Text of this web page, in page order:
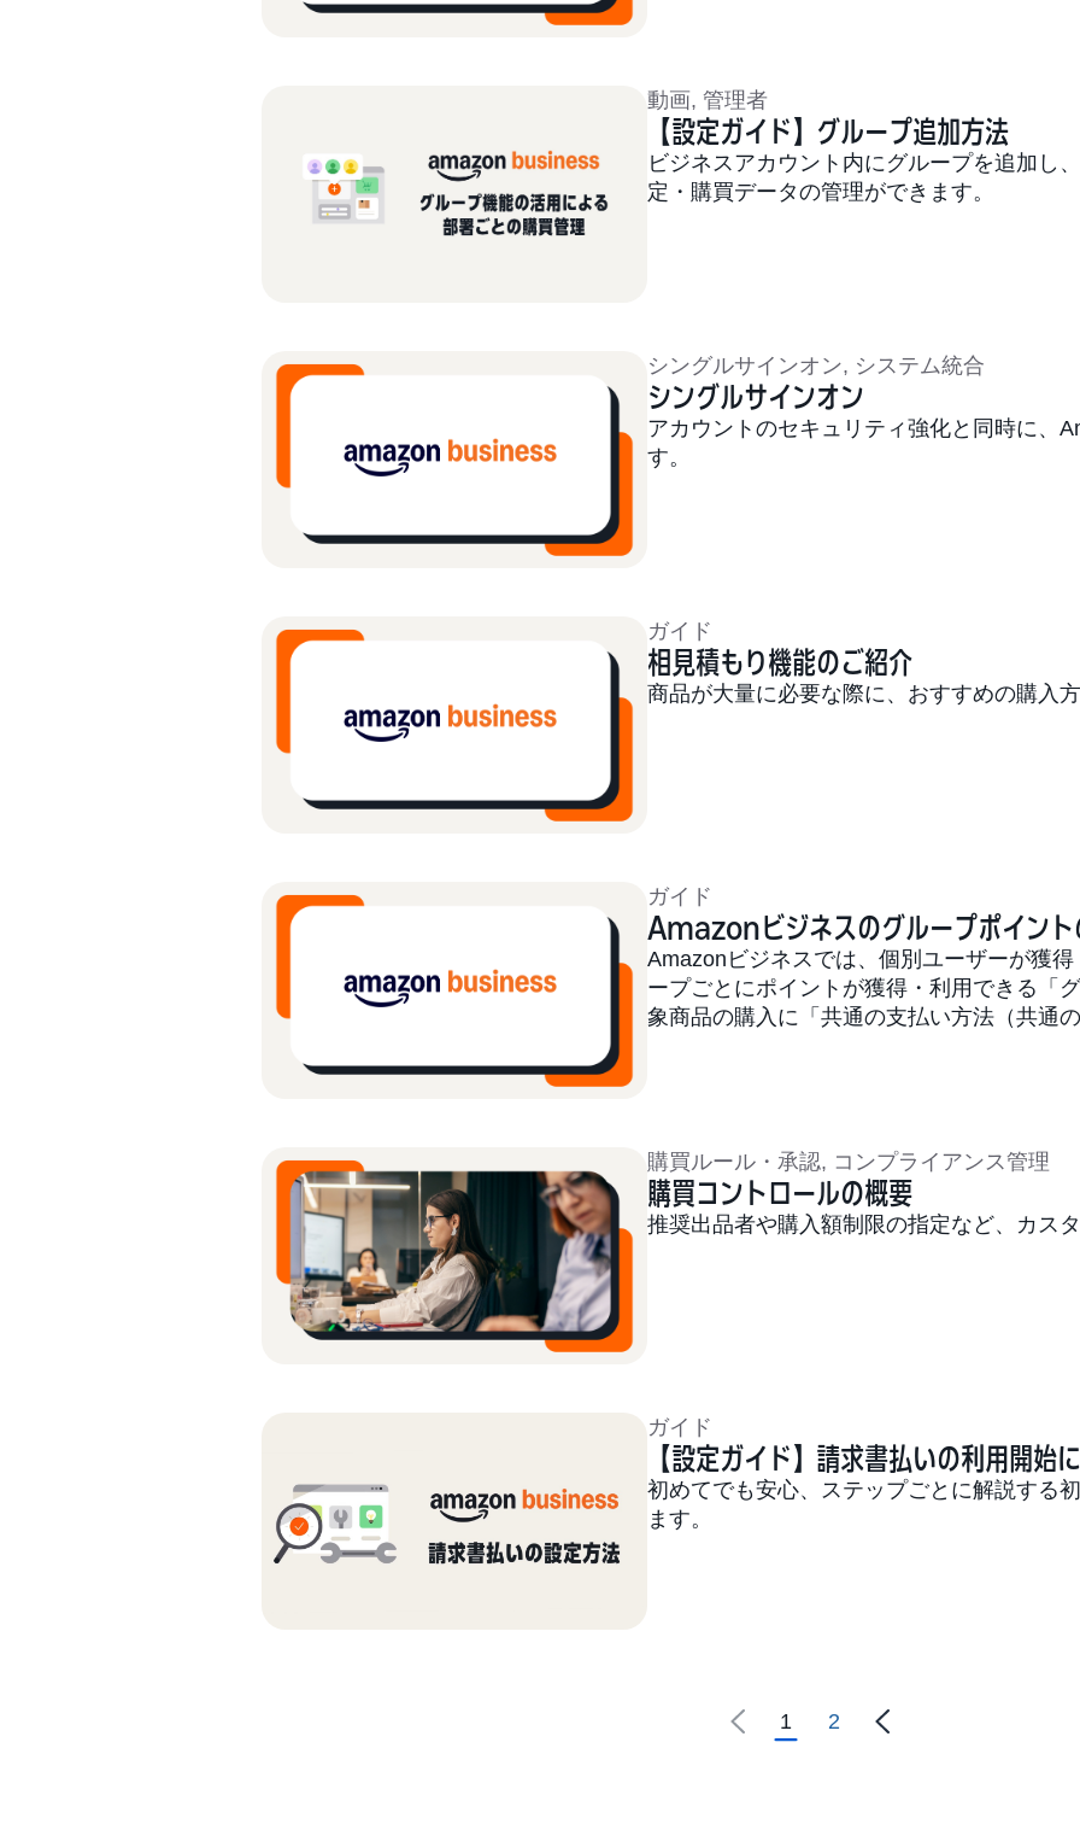
動画,管理者
【設定ガイド】グループ追加方法
ビジネスアカウント内にグループを追加し
定・購買データの管理ができます。
シングルサインオン, システム統合
シングルサインオン
アカウントのセキュリティ強化と同時に、
す。
ガイド
相見積もり機能のご紹介
商品が大量に必要な際に、おすすめの購入
ガイド
Amazonビジネスのグループポイント
Amazonビジネスでは、個別ユーザーが獲
ープごとにポイントが獲得・利用できる
象商品の購入に「共通の支払い方法（共通
購買ルール・承認, コンプライアンス管理
購買コントロールの概要
推奨出品者や購入額制限の指定など、カス
ガイド
【設定ガイド】請求書払いの利用開始
初めてでも安心、ステップごとに解説する
ます。
1 2